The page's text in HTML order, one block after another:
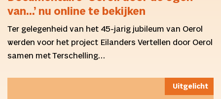
van…’ nu online te bekijken
Ter gelegenheid van het 45-jarig jubileum van Oerol
werden voor het project Eilanders Vertellen door Oerol
samen met Terschelling…
Uitgelicht